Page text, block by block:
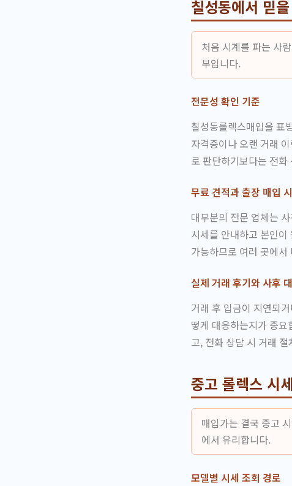
칠성동에서 믿
처음 시계를 파는 사
부입니다.
전문성 확인 기준
칠성동롤렉스매입을 표
자격증이나 오랜 거래
로 판단하기보다는 전
무료 견적과 출장 매입
대부분의 전문 업체는
시세를 안내하고 본인
가능하므로 여러 곳에
실제 거래 후기와 사후
거래 후 입금이 지연되
떻게 대응하는지가 중
고, 전화 상담 시 거래
중고 롤렉스 시
매입가는 결국 중고
에서 유리합니다.
모델별 시세 조회 경로